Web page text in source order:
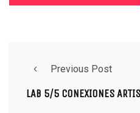
Previous Post
LAB 5/5 CONEXIONES